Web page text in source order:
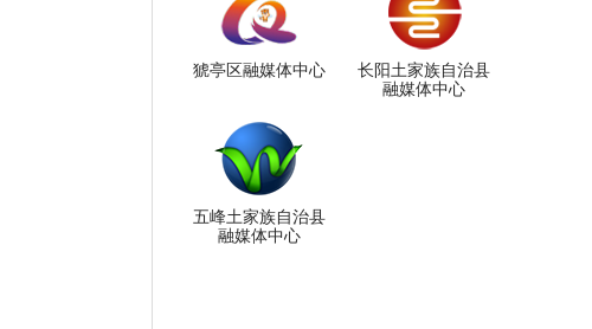
猇亭区融媒体中心
长阳土家族自治县
融媒体中心
五峰土家族自治县
融媒体中心